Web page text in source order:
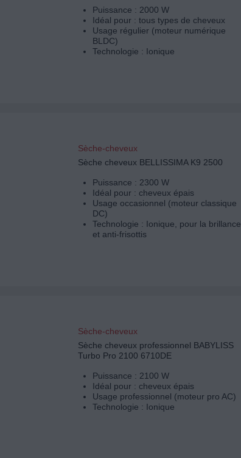
Puissance : 2000 W
Idéal pour : tous types de cheveux
Usage régulier (moteur numérique
BLDC)
Technologie : Ionique
Sèche-cheveux
Sèche cheveux BELLISSIMA K9 2500
Puissance : 2300 W
Idéal pour : cheveux épais
Usage occasionnel (moteur classique
DC)
Technologie : Ionique, pour la brillance
et anti-frisottis
Sèche-cheveux
Sèche cheveux professionnel BABYLISS
Turbo Pro 2100 6710DE
Puissance : 2100 W
Idéal pour : cheveux épais
Usage professionnel (moteur pro AC)
Technologie : Ionique